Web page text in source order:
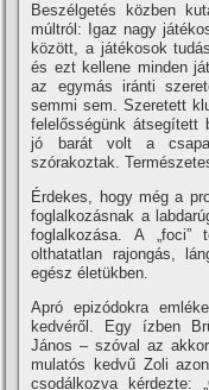
Beszélgetés közben
múltról: Igaz nagy
között, a játékosok
és ezt kellene minden
az egymás iránti
semmi sem. Szeretett
felelősségünk átsegí­tett
jó barát volt a
szórakoztak.
Érdekes, hogy még a
foglalkozásnak a
foglalkozása. A „foci”
olthatatlan rajongás,
egész életükben.
Apró epizódokra
kedvéről. Egy í­zben
János – szóval az
mulatós kedvű Zoli
csodálkozva kérdezte: